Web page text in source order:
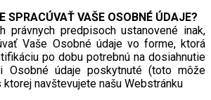
SPRACÚVAŤ VAŠE OSOBNÉ ÚDAJE?
právnych predpisoch ustanovené inak,
Vaše Osobné údaje vo forme, ktorá
po dobu potrebnú na dosiahnutie
Osobné údaje poskytnuté (toto môže
navštevujete našu Webstránku